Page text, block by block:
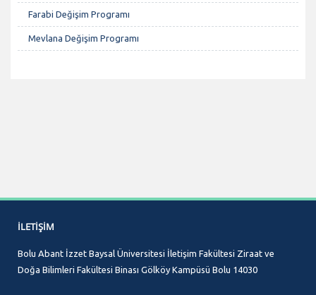
Farabi Değişim Programı
Mevlana Değişim Programı
İLETIŞIM
Bolu Abant İzzet Baysal Üniversitesi İletişim Fakültesi Ziraat ve
Doğa Bilimleri Fakültesi Binası Gölköy Kampüsü Bolu 14030